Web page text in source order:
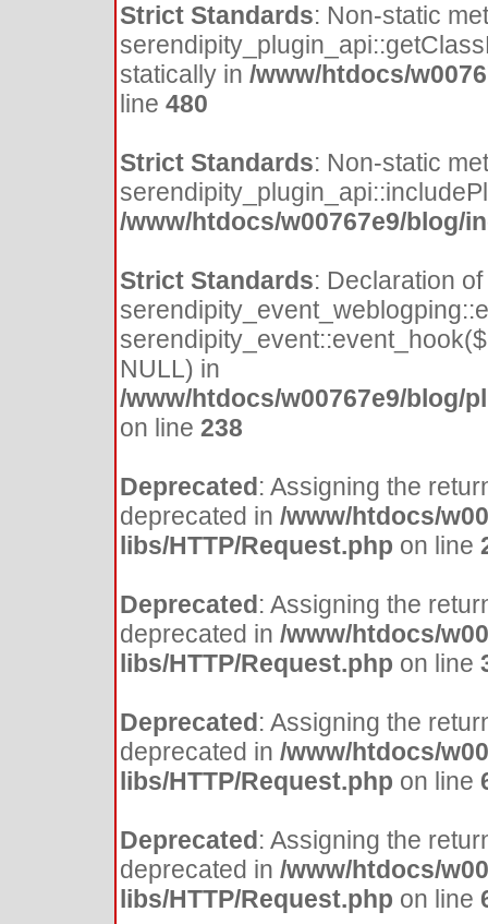
Strict Standards: Non-static
statically in /www/htdocs/
line 480
Strict Standards: Non-static
/www/htdocs/w00767e9/blog/
Strict Standards: Declaration of
NULL) in
/www/htdocs/w00767e9/blog/
on line 238
Deprecated: Assigning the
deprecated in /www/htdocs/
libs/HTTP/Request.php on line
Deprecated: Assigning the
deprecated in /www/htdocs/
libs/HTTP/Request.php on line
Deprecated: Assigning the
deprecated in /www/htdocs/
libs/HTTP/Request.php on line
Deprecated: Assigning the
deprecated in /www/htdocs/
libs/HTTP/Request.php on line